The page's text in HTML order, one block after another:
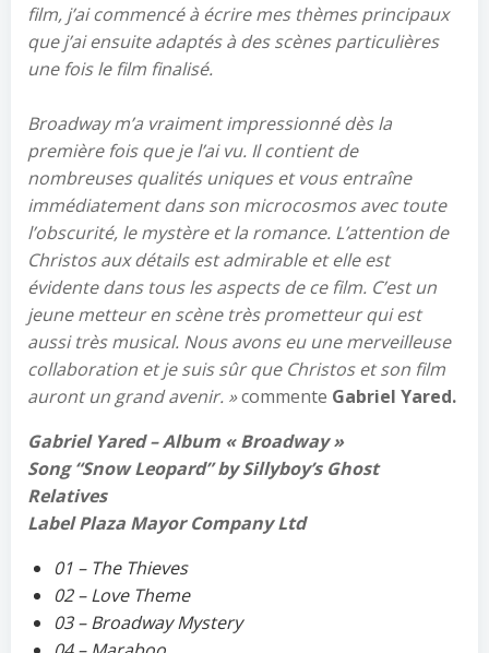
film, j’ai commencé à écrire mes thèmes principaux
que j’ai ensuite adaptés à des scènes particulières
une fois le film finalisé.
Broadway m’a vraiment impressionné dès la
première fois que je l’ai vu. Il contient de
nombreuses qualités uniques et vous entraîne
immédiatement dans son microcosmos avec toute
l’obscurité, le mystère et la romance. L’attention de
Christos aux détails est admirable et elle est
évidente dans tous les aspects de ce film. C’est un
jeune metteur en scène très prometteur qui est
aussi très musical. Nous avons eu une merveilleuse
collaboration et je suis sûr que Christos et son film
auront un grand avenir. »commente Gabriel Yared.
Gabriel Yared – Album « Broadway »
Song “Snow Leopard” by Sillyboy’s Ghost
Relatives
Label Plaza Mayor Company Ltd
01 – The Thieves
02 – Love Theme
03 – Broadway Mystery